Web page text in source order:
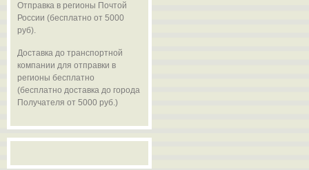
Отправка в регионы Почтой
России (бесплатно от 5000
руб).
Доставка до транспортной
компании для отправки в
регионы бесплатно
(бесплатно доставка до города
Получателя от 5000 руб.)